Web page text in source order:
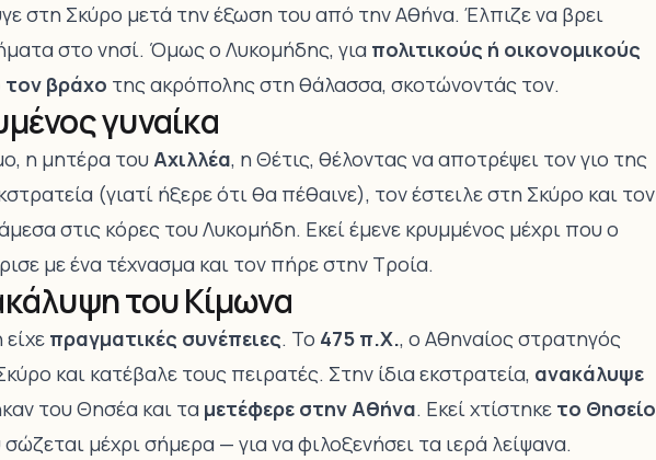
στη Σκύρο μετά την έξωση του από την Αθήνα. Έλπιζε να βρει
στο νησί. Όμως ο Λυκομήδης, για πολιτικούς ή οικονομικούς
τον βράχο της ακρόπολης στη θάλασσα, σκοτώνοντάς τον.
γυναίκα
η μητέρα του Αχιλλέα, η Θέτις, θέλοντας να αποτρέψει τον γιο της
(γιατί ήξερε ότι θα πέθαινε), τον έστειλε στη Σκύρο και τον
στις κόρες του Λυκομήδη. Εκεί έμενε κρυμμένος μέχρι που ο
με ένα τέχνασμα και τον πήρε στην Τροία.
του Κίμωνα
πραγματικές συνέπειες. Το 475 π.Χ., ο Αθηναίος στρατηγός
και κατέβαλε τους πειρατές. Στην ίδια εκστρατεία, ανακάλυψε
του Θησέα και τα μετέφερε στην Αθήνα. Εκεί χτίστηκε το Θησείο
μέχρι σήμερα — για να φιλοξενήσει τα ιερά λείψανα.